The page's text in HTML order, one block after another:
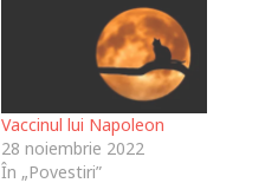
Vaccinul lui Napoleon
28 noiembrie 2022
În „Povestiri”